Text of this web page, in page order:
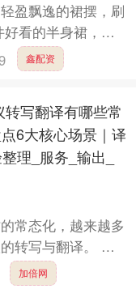
盈飘逸的裙摆，刷
看的半身裙，可
的裙子，就是高效
鑫配资
写翻译有哪些常
6大核心场景｜译
理_服务_输出_
常态化，越来越多
转写与翻译。 但
一下”，实际上，
加倍网